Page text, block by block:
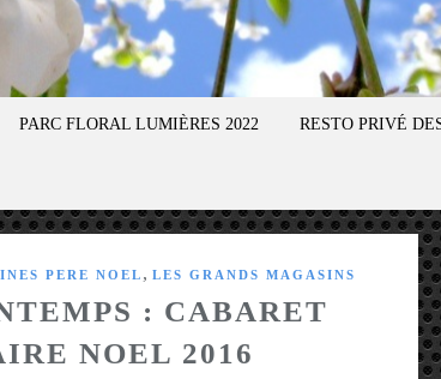
PARC FLORAL LUMIÈRES 2022 RESTO PRIVÉ
PERE NOEL , LES GRANDS MAGASINS
: CABARET
NOEL 2016